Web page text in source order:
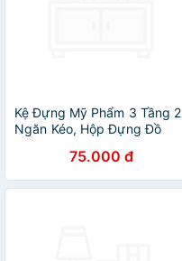
Kệ Đựng Mỹ Phẩm 3 Tầng 2
Ngăn Kéo, Hộp Đựng Đồ
Nhựa Cao Cấp75.000 đ